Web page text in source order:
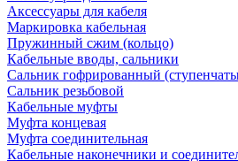
Аксессуары для кабеля
Маркировка кабельная
Пружинный сжим (кольцо)
Кабельные вводы, сальники
Сальник гофрированный
Сальник резьбовой
Кабельные муфты
Муфта концевая
Муфта соединительная
Кабельные наконечники и